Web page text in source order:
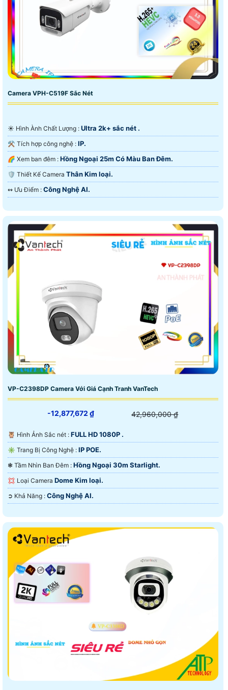
Camera VPH-C519F Sắc Nét
☀️ Hình Ành Chất Lượng : Ultra 2k+ sắc nét .
⚒ Tích hợp công nghệ : IP.
🌈 Xem ban đêm : Hồng Ngoại 25m Có Màu Ban Ðêm.
🛡 Thiết Kế Camera Thân Kim loại.
️↭ Ưu Điểm : Công Nghệ AI.
VP-C2398DP Camera Với Giá Cạnh Tranh VanTech
-12,877,672 ₫ 42,960,000 ₫
🦉 Hình Ảnh Sắc nét : FULL HD 1080P .
✳️ Trang Bị Công Nghệ : IP POE.
❃ Tầm Nhìn Ban Đêm : Hồng Ngoại 30m Starlight.
💢 Loại Camera Dome Kim loại.
️➲ Khả Năng : Công Nghệ AI.